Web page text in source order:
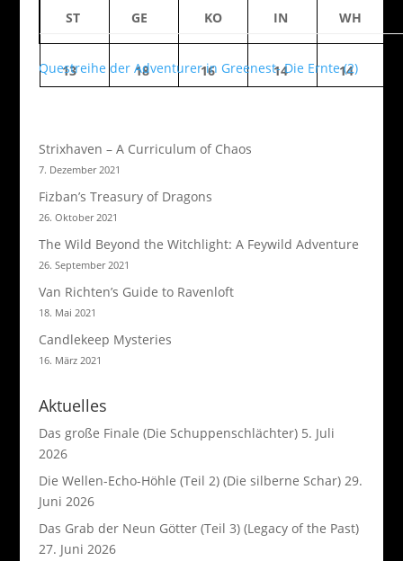
ST GE KO IN WH
13 18 16 14 14
Questreihe der Adventurer in Greenest- Die Ernte (2)
Strixhaven – A Curriculum of Chaos
7. Dezember 2021
Fizban’s Treasury of Dragons
26. Oktober 2021
The Wild Beyond the Witchlight: A Feywild Adventure
26. September 2021
Van Richten’s Guide to Ravenloft
18. Mai 2021
Candlekeep Mysteries
16. März 2021
Aktuelles
Das große Finale (Die Schuppenschlächter) 5. Juli
2026
Die Wellen-Echo-Höhle (Teil 2) (Die silberne Schar) 29.
Juni 2026
Das Grab der Neun Götter (Teil 3) (Legacy of the Past)
27. Juni 2026